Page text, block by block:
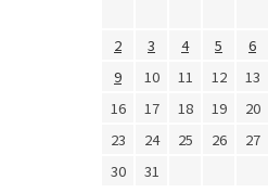
2
3 4 5 6
9
10 11 12 13
16
17 18 19 20
23
24 25 26 27
30
31